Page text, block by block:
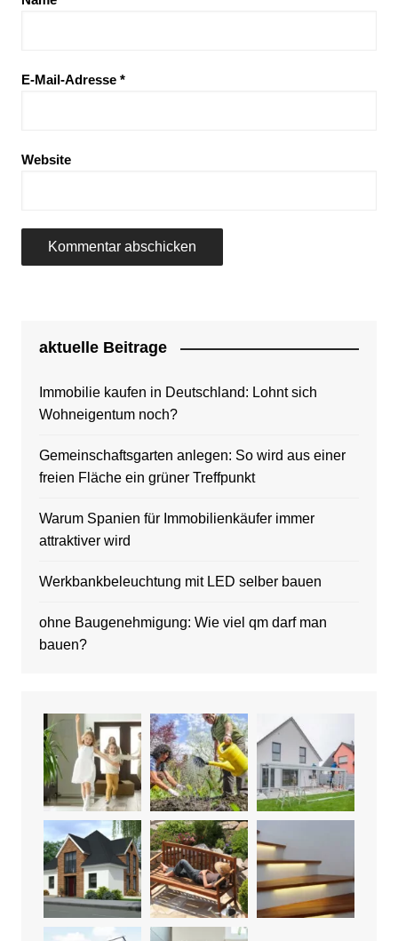
E-Mail-Adresse *
Website
aktuelle Beitrage
Immobilie kaufen in Deutschland: Lohnt sich
Wohneigentum noch?
Gemeinschaftsgarten anlegen: So wird aus einer
freien Fläche ein grüner Treffpunkt
Warum Spanien für Immobilienkäufer immer
attraktiver wird
Werkbankbeleuchtung mit LED selber bauen
ohne Baugenehmigung: Wie viel qm darf man
bauen?